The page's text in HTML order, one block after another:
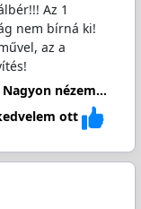
Az 1
nem bírná ki!
az a
Nagyon nézem...
ott